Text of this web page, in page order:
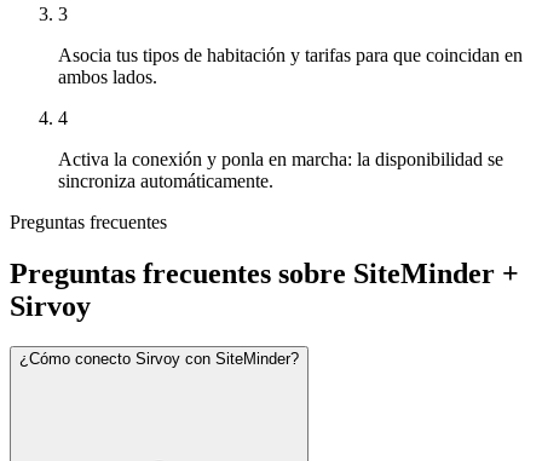
3
Asocia tus tipos de habitación y tarifas para que coincidan en
ambos lados.
4
Activa la conexión y ponla en marcha: la disponibilidad se
sincroniza automáticamente.
Preguntas frecuentes
Preguntas frecuentes sobre SiteMinder +
Sirvoy
¿Cómo conecto Sirvoy con SiteMinder?